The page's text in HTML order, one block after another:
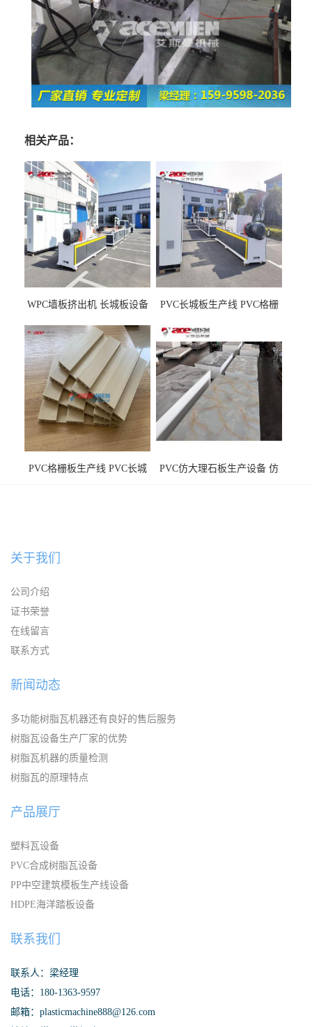
相关产品：
WPC墙板挤出机 长城板设备
PVC长城板生产线 PVC格栅
PVC格栅板生产线 PVC长城
PVC仿大理石板生产设备 仿
关于我们
公司介绍
证书荣誉
在线留言
联系方式
新闻动态
多功能树脂瓦机器还有良好的售后服务
树脂瓦设备生产厂家的优势
树脂瓦机器的质量检测
树脂瓦的原理特点
产品展厅
塑料瓦设备
PVC合成树脂瓦设备
PP中空建筑模板生产线设备
HDPE海洋踏板设备
联系我们
联系人：梁经理
电话：180-1363-9597
邮箱：plasticmachine888@126.com